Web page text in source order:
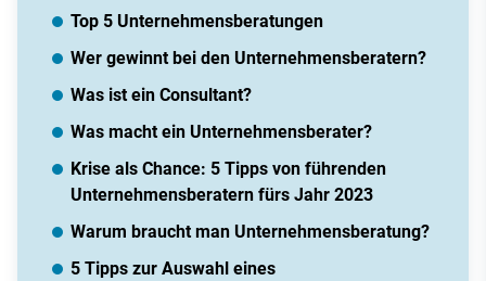
Top 5 Unternehmensberatungen
Wer gewinnt bei den Unternehmensberatern?
Was ist ein Consultant?
Was macht ein Unternehmensberater?
Krise als Chance: 5 Tipps von führenden
Unternehmensberatern fürs Jahr 2023
Warum braucht man Unternehmensberatung?
5 Tipps zur Auswahl eines